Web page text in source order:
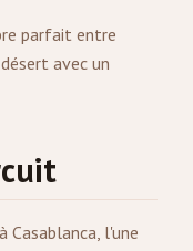
parfait entre
avec un
à Casablanca, l'une